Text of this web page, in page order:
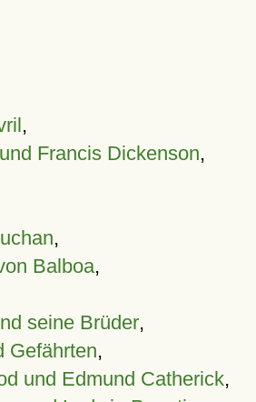
,
Francis Dickenson,
,
Balboa,
seine Brüder,
Gefährten,
und Edmund Catherick,